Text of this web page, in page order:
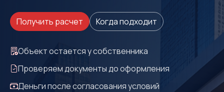
Получить расчет Когда подходит
Объект остается у собственника
Проверяем документы до оформления
Деньги после согласования условий